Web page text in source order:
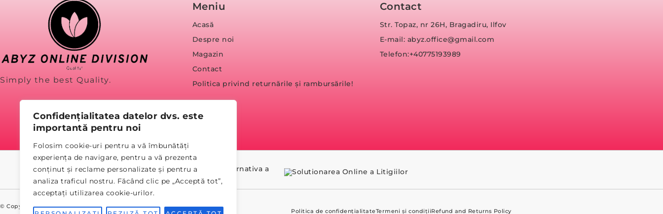
Confidențialitatea datelor dvs. este
importantă pentru noi
Folosim cookie-uri pentru a vă îmbunătăți
experiența de navigare, pentru a vă prezenta
conținut și reclame personalizate și pentru a
analiza traficul nostru. Făcând clic pe „Acceptă tot”,
acceptați utilizarea cookie-urilor.
Simply the best Quality.
Meniu
Acasă
Despre noi
Magazin
Contact
Politica privind returnările și rambursările!
Contact
Str. Topaz, nr 26H, Bragadiru, Ilfov
E-mail: abyz.office@gmail.com
Telefon:+40775193989
© Copyright 2023 abyz.ro
Politica de confidențialitateTermeni și condițiiRefund and Returns Policy